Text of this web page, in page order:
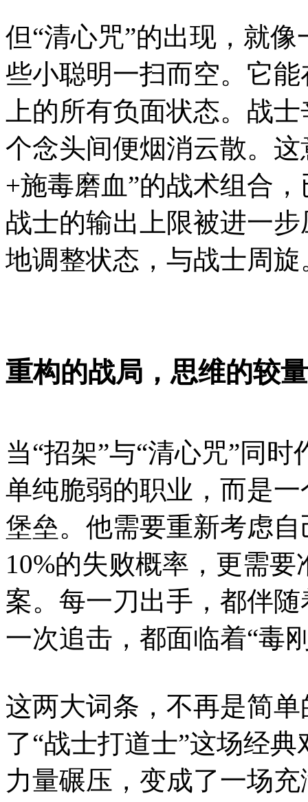
但“清心咒”的出现，就
些小聪明一扫而空。它
上的所有负面状态。战
个念头间便烟消云散。
+施毒磨血”的战术组合
战士的输出上限被进一
地调整状态，与战士周旋
重构的战局，思维的较量
当“招架”与“清心咒”同
单纯脆弱的职业，而是
堡垒。他需要重新考虑
10%的失败概率，更需
案。每一刀出手，都伴
一次追击，都面临着“毒
这两大词条，不再是简
了“战士打道士”这场经
力量碾压，变成了一场